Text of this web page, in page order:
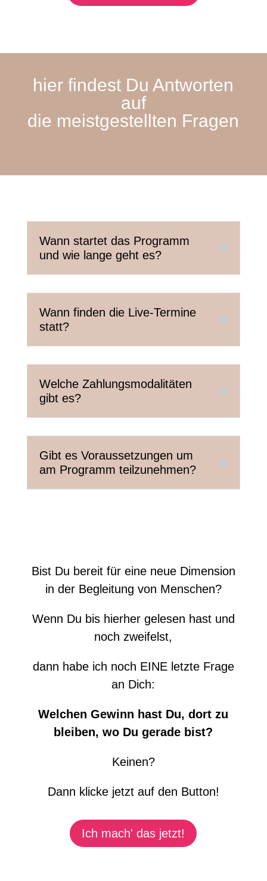
hier findest Du Antworten
auf
die meistgestellten Fragen
Wann startet das Programm
und wie lange geht es?
Wann finden die Live-Termine
statt?
Welche Zahlungsmodalitäten
gibt es?
Gibt es Voraussetzungen um
am Programm teilzunehmen?
Bist Du bereit für eine neue Dimension
in der Begleitung von Menschen?
Wenn Du bis hierher gelesen hast und
noch zweifelst,
dann habe ich noch EINE letzte Frage
an Dich:
Welchen Gewinn hast Du, dort zu
bleiben, wo Du gerade bist?
Keinen?
Dann klicke jetzt auf den Button!
Ich mach' das jetzt!